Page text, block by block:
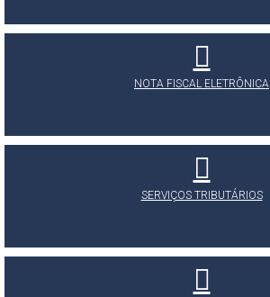
NOTA FISCAL ELETRÔNICA
SERVIÇOS TRIBUTÁRIOS